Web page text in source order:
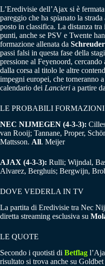
L’Eredivisie dell’Ajax si è
pareggio che ha spianato la
posto in classifica. La distanza tra i
punti, anche se PSV e Twente
formazione allenata da Schreuder
passi falsi in questa fase della
pressione al Feyenoord,
dalla corsa al titolo le altre
impegni europei, che torneranno
calendario dei Lancieri a partire
LE PROBABILI FORMAZIONI
NEC NIJMEGEN (4-3-3):
van Rooij; Tannane, Proper,
Mattsson. All. Meijer
AJAX (4-3-3): Rulli; Wijndal,
Alvarez, Berghuis; Bergwijn,
DOVE VEDERLA IN TV
La partita di Eredivisie tra Nec
diretta streaming esclusiva su
LE QUOTE
Secondo i quotisti di Betflag
risultato si trova anche su